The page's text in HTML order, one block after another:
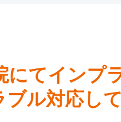
てインプ
ブル対応し